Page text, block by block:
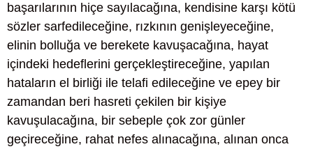
başarılarının hiçe sayılacağına, kendisine karşı kötü
sözler sarfedileceğine, rızkının genişleyeceğine,
elinin bolluğa ve berekete kavuşacağına, hayat
içindeki hedeflerini gerçekleştireceğine, yapılan
hataların el birliği ile telafi edileceğine ve epey bir
zamandan beri hasreti çekilen bir kişiye
kavuşulacağına, bir sebeple çok zor günler
geçireceğine, rahat nefes alınacağına, alınan onca